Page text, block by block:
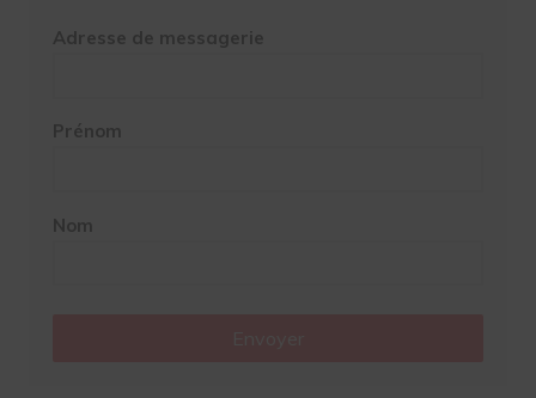
Adresse de messagerie
Prénom
Nom